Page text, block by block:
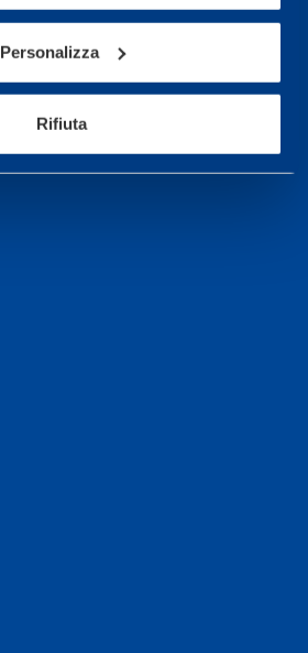
Personalizza
Rifiuta